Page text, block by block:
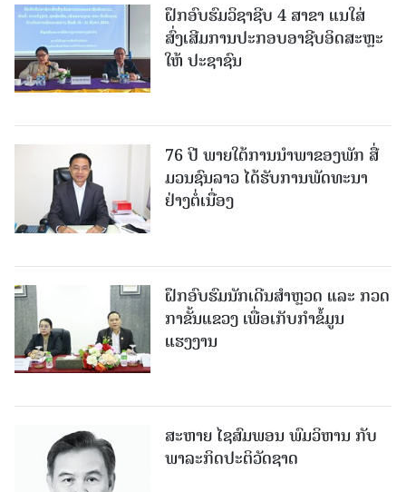
ຝຶກອົບຮົມວິຊາຊີບ 4 ສາຂາ ແນໃສ່
ສົ່ງເສີມການປະກອບອາຊີບອິດສະຫຼະ
ໃຫ້ ປະຊາຊົນ
76 ປີ ພາຍໃຕ້ການນໍາພາຂອງພັກ ສື່
ມວນຊົນລາວ ໄດ້ຮັບການພັດທະນາ
ຢ່າງຕໍ່ເນື່ອງ
ຝຶກອົບຮົມນັກເດີນສຳຫຼວດ ແລະ ກວດ
ກາຂັ້ນແຂວງ ເພື່ອເກັບກຳຂໍ້ມູນ
ແຮງງານ
ສະຫາຍ ໄຊສົມພອນ ພົມວິຫານ ກັບ
ພາລະກິດປະຕິວັດຊາດ